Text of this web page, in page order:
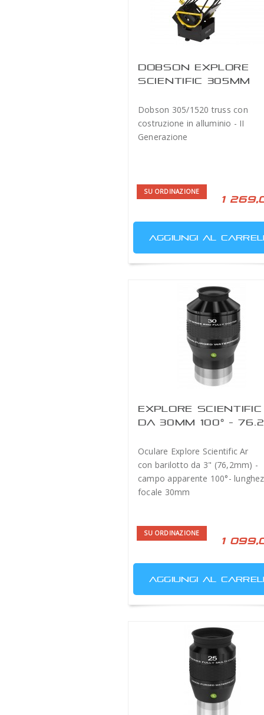
DOBSON EXPLORE
SCIENTIFIC 305MM
Dobson 305/1520 truss con
costruzione in alluminio - II
Generazione
SU ORDINAZIONE
1
AGGIUNGI AL
EXPLORE
DA 30MM 100° -
Oculare Explore Scientific Ar
con barilotto da 3" (76,2mm) -
campo apparente 100°-
focale 30mm
SU ORDINAZIONE
1
AGGIUNGI AL